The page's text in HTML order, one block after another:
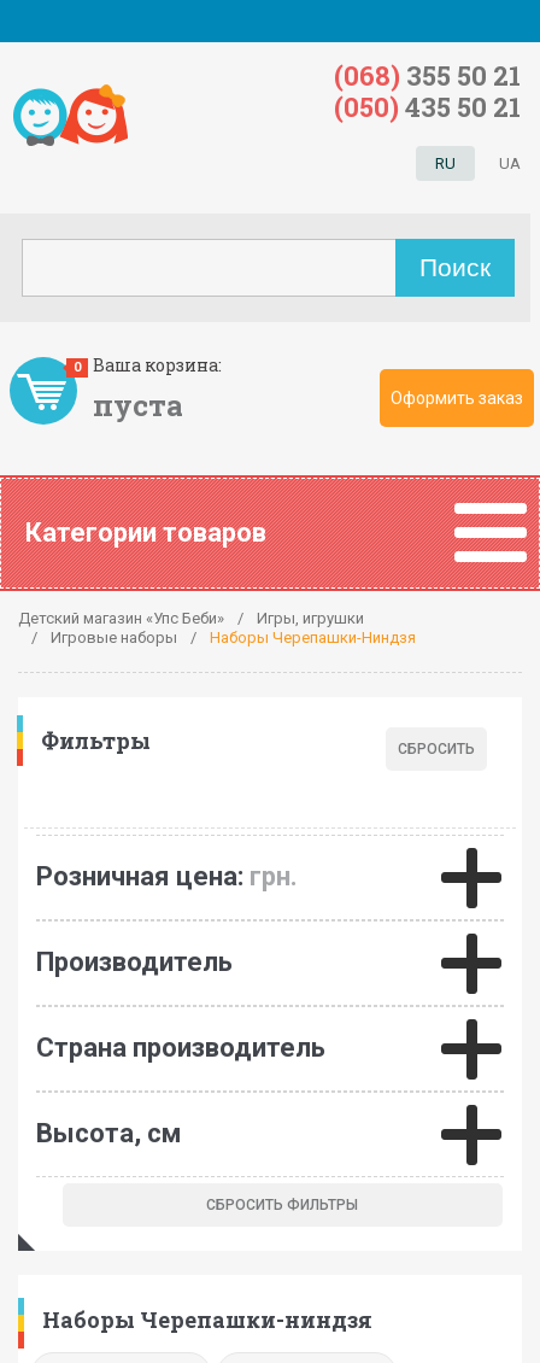
Ваша корзина:
пуста
0
Оформить заказ
RU UA
(068) 355 50 21
(050) 435 50 21
Категории товаров
Детский магазин «Упс Беби»
Игры, игрушки
Игровые наборы
Наборы Черепашки-Ниндзя
Фильтры
Розничная цена: грн.
Производитель
Страна производитель
Высота, см
Наборы Черепашки-ниндзя